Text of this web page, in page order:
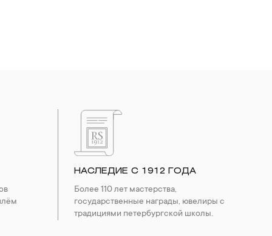
НАСЛЕДИЕ С 1912 ГОДА
Более 110 лет мастерства,
государственные награды, ювелиры с
традициями петербургской школы.